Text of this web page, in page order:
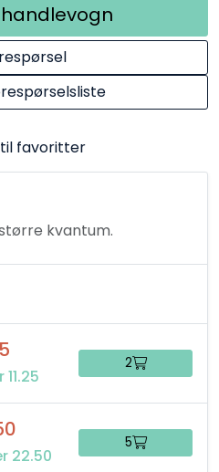
handlevogn
til favoritter
kvantum.
2
22.50
5